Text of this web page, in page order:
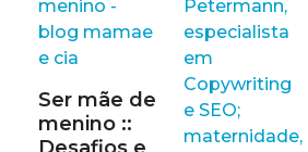
Ser mãe de
menino ::
Desafios e